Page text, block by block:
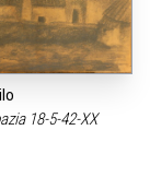
18-5-42-XX